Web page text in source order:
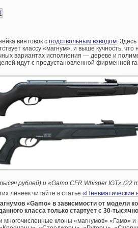
винтовок с подствольным взводом.
классу «магнум», и выше кучность,
вариантах исполнения — дереве и
идут с предустановленной фирменной
рублей) и «Gamo CFR Whisper IGT» (22
линеек читайте в статье «Пневматические
«Gamo» в зависимости от модели
класса только стартует с 30-
многочисленные клоны «магнумов» «Гамо»